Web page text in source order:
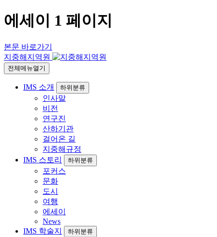
에세이 1 페이지
본문 바로가기
지중해지역원
전체메뉴열기
IMS 소개 하위분류
인사말
비전
연구진
산하기관
걸어온 길
지중해규정
IMS 스토리
하위분류
포커스
문화
도시
여행
에세이
News
IMS 학술지
하위분류